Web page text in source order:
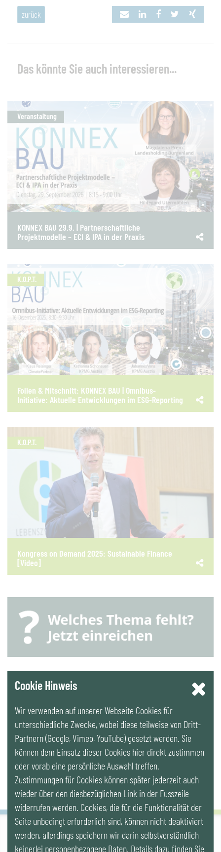
zurück
Das könnte Sie auch interessieren...
Veranstaltung
KONNEX BAU 29.9. | Partnerschaftliche
Projektmodelle – ECI & IPA in der Praxis
K.O.P.T.
Folien & Mitschnitt: KONNEX BAU | Omnibus-
Initiative: Aktuelle Entwicklungen im ESG-Reporting
K.O.P.T.
Kongress on Demand 2025: Sustainable Finance
[Video]
YouTube
LinkedIn
Newsletter
IG LEBENSZYKLUS BAU
Wipplingerstr. 10/Top 9, Stoß im Himmel, A-1010 Wien
Cookie Hinweis
Wir verwenden auf unserer Webseite Cookies für
unterschiedliche Zwecke, wobei diese teilweise von Dritt-
Partnern (Google, Vimeo, YouTube) gesetzt werden. Sie
können dem Einsatz dieser Cookies hier direkt zustimmen
oder vorab eine persönliche Auswahl treffen.
Zustimmungen für Cookies können später jederzeit auch
wieder über den diesbezüglichen Link in der Fusszeile
widerrufen werden. Cookies, die für die Funktionalität der
Seite unbedingt erforderlich sind, können nicht deaktiviert
werden, allerdings speichern wir darin selbstverständlich
keinerlei personenbezogene Daten. Details dazu finden Sie